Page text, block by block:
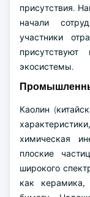
присутствия.
начали
участники
экосистемы.
Каолин
химическая
плоские
широкого
как